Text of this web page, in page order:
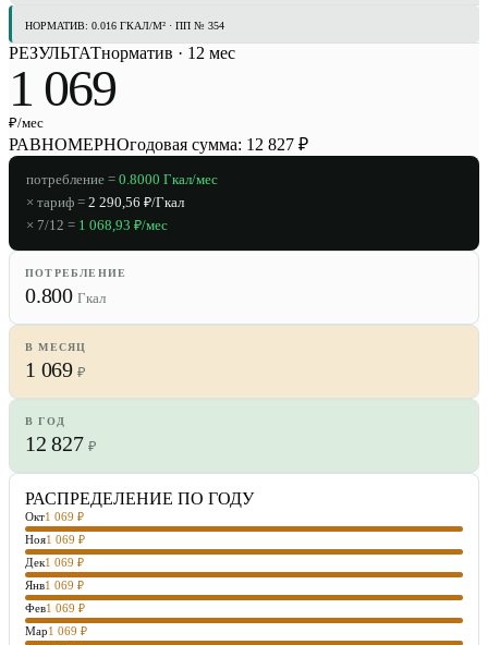
НОРМАТИВ: 0.016 ГКАЛ/М² · ПП № 354
РЕЗУЛЬТАТнорматив · 12 мес
1 069
₽/мес
РАВНОМЕРНОгодовая сумма: 12 827 ₽
потребление = 0.8000 Гкал/мес
× тариф = 2 290,56 ₽/Гкал
× 7/12 = 1 068,93 ₽/мес
ПОТРЕБЛЕНИЕ
0.800 Гкал
В МЕСЯЦ
1 069 ₽
В ГОД
12 827 ₽
РАСПРЕДЕЛЕНИЕ ПО ГОДУ
Окт1 069 ₽
Ноя1 069 ₽
Дек1 069 ₽
Янв1 069 ₽
Фев1 069 ₽
Мар1 069 ₽